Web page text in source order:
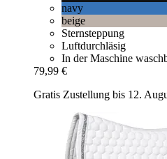
navy
beige
Sternsteppung
Luftdurchläsig
In der Maschine
79,99 €
Gratis Zustellung bis 12.